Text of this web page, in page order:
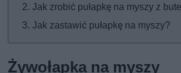
Jak zrobić pułapkę na myszy z
Jak zastawić pułapkę na myszy?
Żywołapka na myszy